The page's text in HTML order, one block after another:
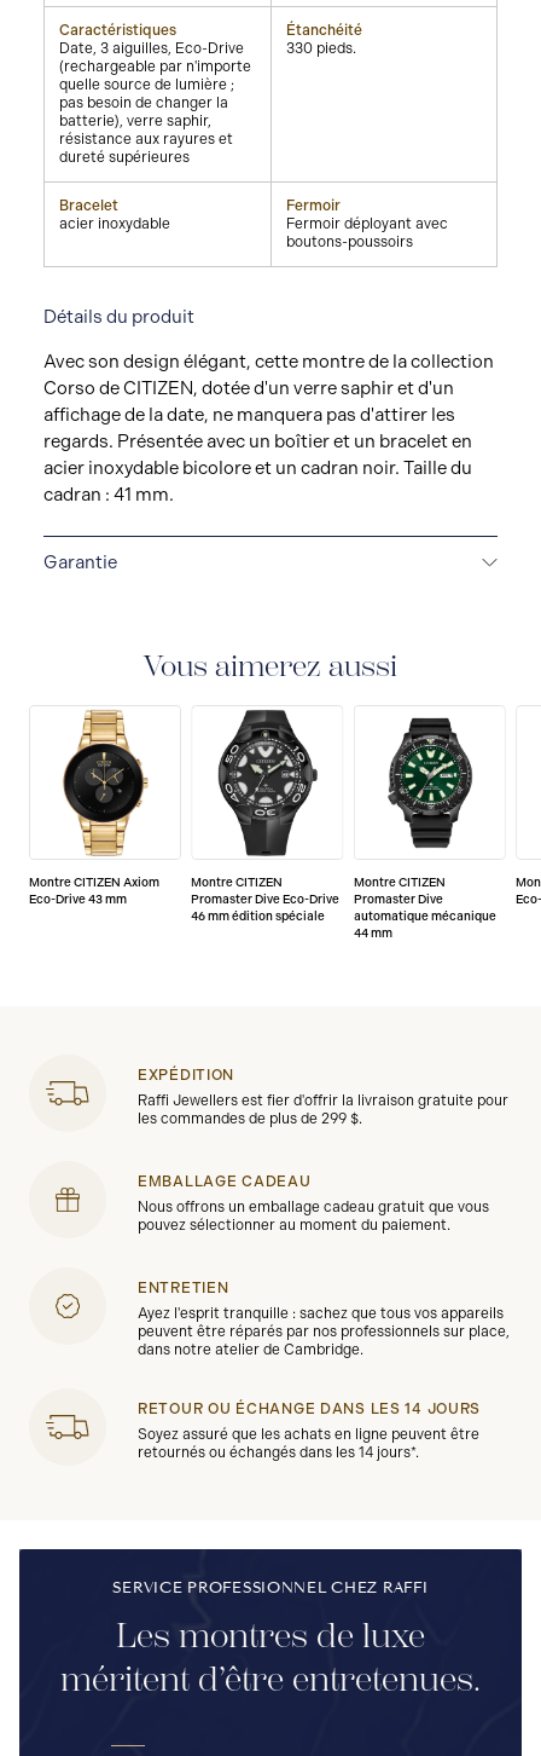
Caractéristiques
Date, 3 aiguilles, Eco-Drive
(rechargeable par n'importe
quelle source de lumière ;
pas besoin de changer la
batterie), verre saphir,
résistance aux rayures et
dureté supérieures
Étanchéité
330 pieds.
Bracelet
acier inoxydable
Fermoir
Fermoir déployant avec
boutons-poussoirs
Détails du produit
Avec son design élégant, cette montre de la collection
Corso de CITIZEN, dotée d'un verre saphir et d'un
affichage de la date, ne manquera pas d'attirer les
regards. Présentée avec un boîtier et un bracelet en
acier inoxydable bicolore et un cadran noir. Taille du
cadran : 41 mm.
Garantie
garantie de 5 ans qui couvre la réparation de tout
Vous aimerez aussi
Montre CITIZEN Axiom
Eco-Drive 43 mm
Montre CITIZEN
Promaster Dive Eco-Drive
46 mm édition spéciale
Montre CITIZEN
Promaster Dive
automatique mécanique
44 mm
EXPÉDITION
Raffi Jewellers est fier d'offrir la livraison gratuite pour
les commandes de plus de 299 $.
EMBALLAGE CADEAU
Nous offrons un emballage cadeau gratuit que vous
pouvez sélectionner au moment du paiement.
ENTRETIEN
Ayez l'esprit tranquille : sachez que tous vos appareils
peuvent être réparés par nos professionnels sur place,
dans notre atelier de Cambridge.
RETOUR OU ÉCHANGE DANS LES 14 JOURS
Soyez assuré que les achats en ligne peuvent être
retournés ou échangés dans les 14 jours*.
SERVICE PROFESSIONNEL CHEZ RAFFI
Les montres de luxe
méritent d’être entretenues.